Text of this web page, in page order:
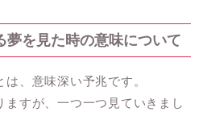
夢を見た時の意味について
、意味深い予兆です。
ますが、一つ一つ見ていきまし